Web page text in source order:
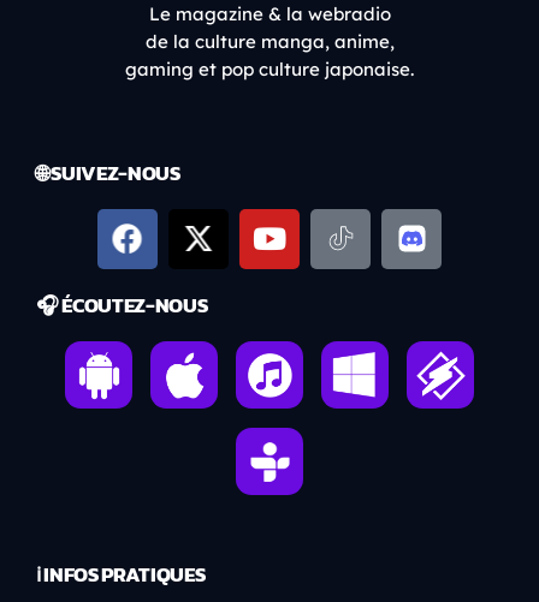
Le magazine & la webradio
de la culture manga, anime,
gaming et pop culture japonaise.
🌐 SUIVEZ-NOUS
🎧 ÉCOUTEZ-NOUS
ℹ️ INFOS PRATIQUES